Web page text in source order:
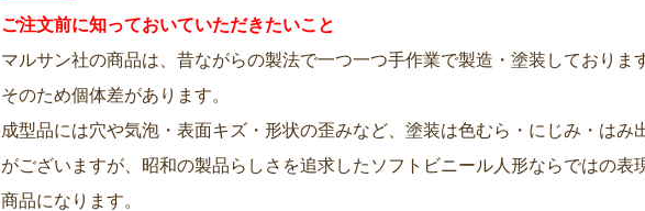
ご注文前に知っておいていただきたいこと
マルサン社の商品は、昔ながらの製法で一つ一つ手作業で製造・塗装しておりま
そのため個体差があります。
成型品には穴や気泡・表面キズ・形状の歪みなど、塗装は色むら・にじみ・は
がございますが、昭和の製品らしさを追求したソフトビニール人形ならではの表
商品になります。